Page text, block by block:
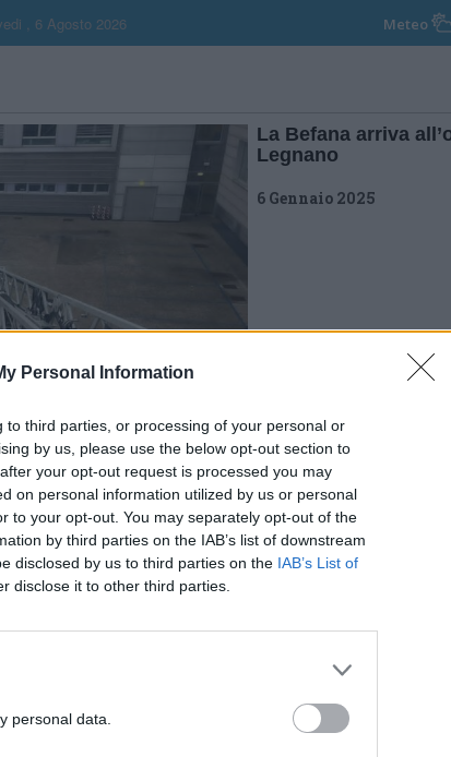
Personal Information
third parties, or processing of your personal or
by us, please use the below opt-out section to
your opt-out request is processed you may
on personal information utilized by us or personal
to your opt-out. You may separately opt-out of the
by third parties on the IAB’s list of downstream
disclosed by us to third parties on the IAB’s List of
disclose it to other third parties.
personal data.
, 6 Agosto 2026 Meteo
di Legnano
La Befana arriva
Legnano
6 Gennaio 2025